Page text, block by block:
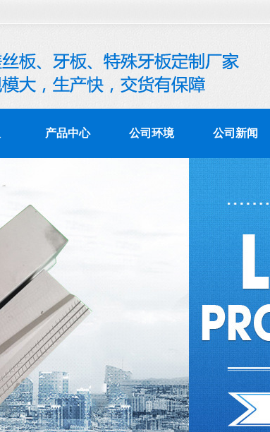
产品中心 公司环境 公司新闻